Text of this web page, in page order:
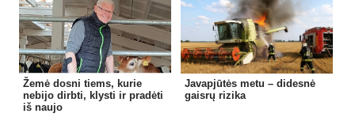
Žemė dosni tiems, kurie
nebijo dirbti, klysti ir pradėti
iš naujo
Javapjūtės metu – didesnė
gaisrų rizika